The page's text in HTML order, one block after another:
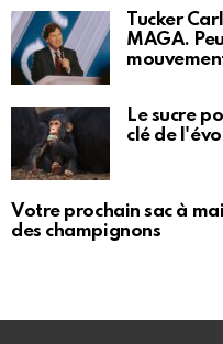
Tucker
MAGA.
Le sucre
clé de
Votre prochain sac à
des champignons